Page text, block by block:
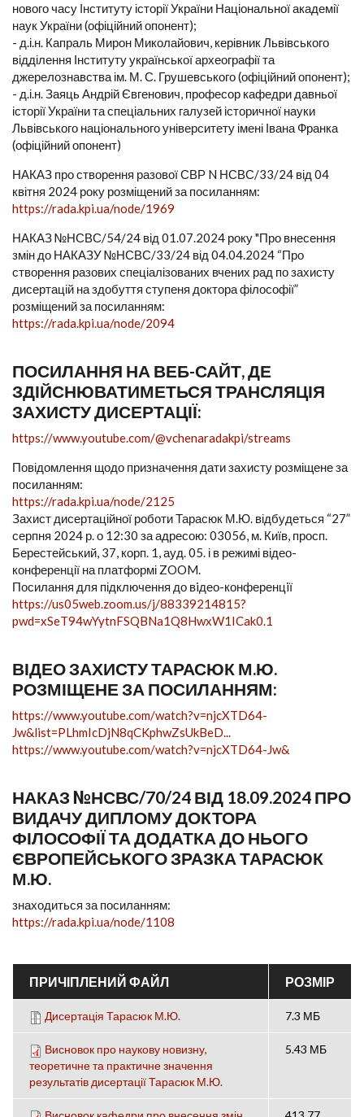
нового часу Інституту історії України Національної академії
наук України (офіційний опонент);
- д.і.н. Капраль Мирон Миколайович, керівник Львівського
відділення Інституту української археографії та
джерелознавства ім. М. С. Грушевського (офіційний опонент);
- д.і.н. Заяць Андрій Євгенович, професор кафедри давньої
історії України та спеціальних галузей історичної науки
Львівського національного університету імені Івана Франка
(офіційний опонент)
НАКАЗ про створення разової СВР N НСВС/33/24 від 04
квітня 2024 року розміщений за посиланням:
https://rada.kpi.ua/node/1969
НАКАЗ №НСВС/54/24 від 01.07.2024 року "Про внесення
змін до НАКАЗУ №НСВС/33/24 від 04.04.2024 “Про
створення разових спеціалізованих вчених рад по захисту
дисертацій на здобуття ступеня доктора філософії”
розміщений за посиланням:
https://rada.kpi.ua/node/2094
ПОСИЛАННЯ НА ВЕБ-САЙТ, ДЕ
ЗДІЙСНЮВАТИМЕТЬСЯ ТРАНСЛЯЦІЯ
ЗАХИСТУ ДИСЕРТАЦІЇ:
https://www.youtube.com/@vchenaradakpi/streams
Повідомлення щодо призначення дати захисту розміщене за
посиланням:
https://rada.kpi.ua/node/2125
Захист дисертаційної роботи Тарасюк М.Ю. відбудеться “27”
серпня 2024 р. о 12:30 за адресою: 03056, м. Київ, просп.
Берестейський, 37, корп. 1, ауд. 05. і в режимі відео-
конференції на платформі ZOOM.
Посилання для підключення до вiдео-конференцiї
https://us05web.zoom.us/j/88339214815?
pwd=xSeT94wYytnFSQBNa1Q8HwxW1ICak0.1
ВІДЕО ЗАХИСТУ ТАРАСЮК М.Ю.
РОЗМІЩЕНЕ ЗА ПОСИЛАННЯМ:
https://www.youtube.com/watch?v=njcXTD64-
Jw&list=PLhmIcDjN8qCKphwZsUkBeD...
https://www.youtube.com/watch?v=njcXTD64-Jw&
НАКАЗ №НСВС/70/24 ВІД 18.09.2024 ПРО
ВИДАЧУ ДИПЛОМУ ДОКТОРА
ФІЛОСОФІЇ ТА ДОДАТКА ДО НЬОГО
ЄВРОПЕЙСЬКОГО ЗРАЗКА ТАРАСЮК
М.Ю.
знаходиться за посиланням:
https://rada.kpi.ua/node/1108
ПРИЧІПЛЕНИЙ ФАЙЛ РОЗМІР
Дисертація Тарасюк М.Ю. 7.3 МБ
Висновок про наукову новизну,
теоретичне та практичне значення
результатів дисертації Тарасюк М.Ю.
5.43 МБ